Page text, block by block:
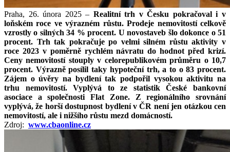
Praha, 26. února 2025 – Realitní trh v Česku pokračoval i v
loňském roce ve výrazném růstu. Prodeje nemovitostí celkově
vzrostly o silných 34 % procent. U novostaveb šlo dokonce o 51
procent. Trh tak pokračuje po velmi silném růstu aktivity v
roce 2023 v poměrně rychlém návratu do hodnot před krizí.
Ceny nemovitostí stouply v celorepublikovém průměru o 10,7
procent. Výrazně posílil taky hypoteční trh, a to o 83 procent.
Zájem o úvěry na bydlení tak podpořil vysokou aktivitu na
trhu nemovitostí. Vyplývá to ze statistik České bankovní
asociace a společnosti Flat Zone. Z regionálního srovnání
vyplývá, že horší dostupnost bydlení v ČR není jen otázkou cen
nemovitostí, ale i nižšího růstu mezd domácností.
Zdroj: www.cbaonline.cz